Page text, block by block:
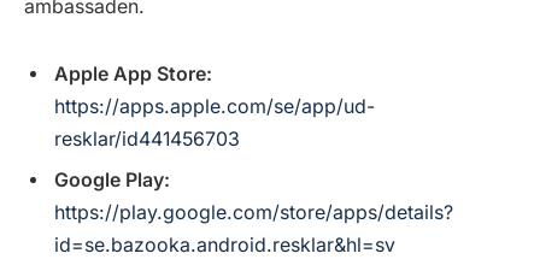
ambassaden.
Apple App Store:
https://apps.apple.com/se/app/ud-
resklar/id441456703
Google Play:
https://play.google.com/store/apps/details?
id=se.bazooka.android.resklar&hl=sv